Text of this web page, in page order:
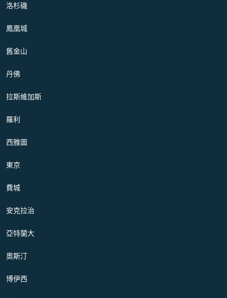
洛杉磯
鳳凰城
舊金山
丹佛
拉斯維加斯
羅利
西雅圖
東京
費城
安克拉治
亞特蘭大
奧斯汀
博伊西